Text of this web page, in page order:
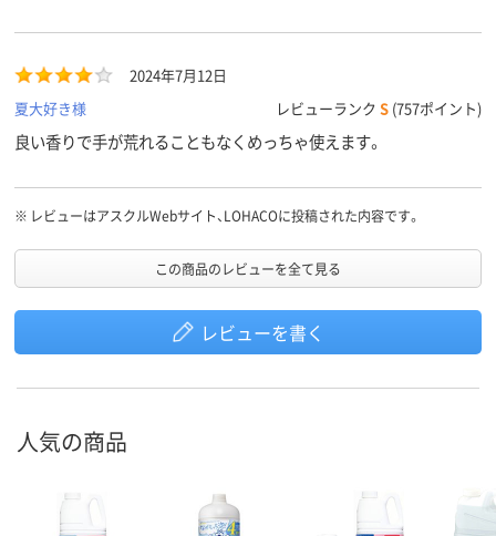
2024年7月12日
夏大好き様
レビューランク S (757ポイント)
良い香りで手が荒れることもなくめっちゃ使えます。
※ レビューはアスクルWebサイト、LOHACOに投稿された内容です。
この商品のレビューを全て見る
レビューを書く
人気の商品